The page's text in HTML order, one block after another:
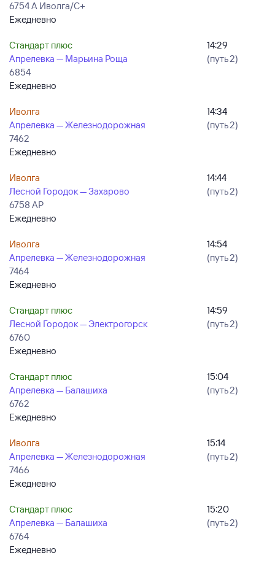
6754 А Иволга/С+
Ежедневно
Стандарт плюс
Апрелевка — Марьина Роща
6854
Ежедневно
14:29
(путь 2)
Иволга
Апрелевка — Железнодорожная
7462
Ежедневно
14:34
(путь 2)
Иволга
Лесной Городок — Захарово
6758 АР
Ежедневно
14:44
(путь 2)
Иволга
Апрелевка — Железнодорожная
7464
Ежедневно
14:54
(путь 2)
Стандарт плюс
Лесной Городок — Электрогорск
6760
Ежедневно
14:59
(путь 2)
Стандарт плюс
Апрелевка — Балашиха
6762
Ежедневно
15:04
(путь 2)
Иволга
Апрелевка — Железнодорожная
7466
Ежедневно
15:14
(путь 2)
Стандарт плюс
Апрелевка — Балашиха
6764
Ежедневно
15:20
(путь 2)